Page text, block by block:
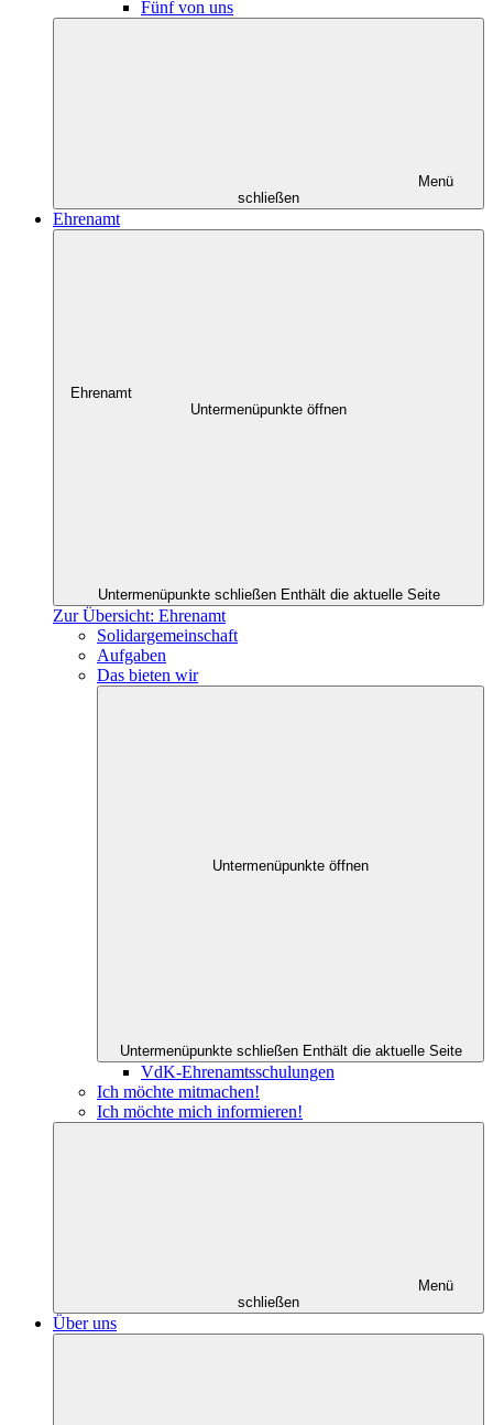
Fünf von uns
Menü
schließen
Ehrenamt
Ehrenamt
Untermenüpunkte öffnen
Untermenüpunkte schließen Enthält die aktuelle Seite
Zur Übersicht: Ehrenamt
Solidargemeinschaft
Aufgaben
Das bieten wir
Untermenüpunkte öffnen
Untermenüpunkte schließen Enthält die aktuelle Seite
VdK-Ehrenamtsschulungen
Ich möchte mitmachen!
Ich möchte mich informieren!
Menü
schließen
Über uns